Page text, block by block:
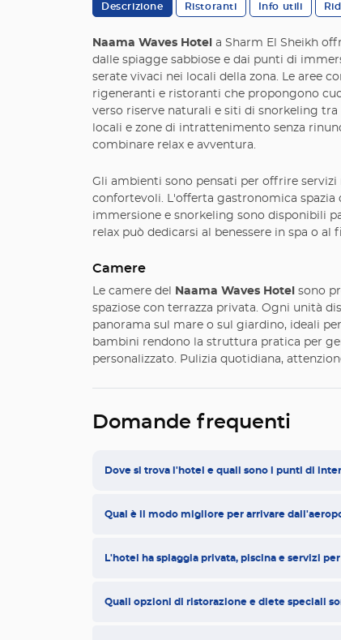
Descrizione Ristoranti Info utili
Naama Waves Hotel a Sharm El Sheikh
dalle spiagge sabbiose e dai punti di
serate vivaci nei locali della zona. Le aree
rigeneranti e ristoranti che propongono
verso riserve naturali e siti di snorkeling
locali e zone di intrattenimento senza
combinare relax e avventura.
Gli ambienti sono pensati per offrire
confortevoli. L'offerta gastronomica
immersione e snorkeling sono disponibili
relax può dedicarsi al benessere in spa o
Camere
Le camere del Naama Waves Hotel sono
spaziose con terrazza privata. Ogni unità
panorama sul mare o sul giardino, ideali
bambini rendono la struttura pratica per
personalizzato. Pulizia quotidiana,
Domande frequenti
Dove si trova l'hotel e quali sono i punti di
Qual è il modo migliore per arrivare
L'hotel ha spiaggia privata, piscina e servizi
Quali opzioni di ristorazione e diete speciali